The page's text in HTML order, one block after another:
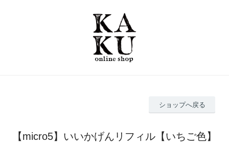
ショップへ戻る
【micro5】いいかげんリフィル【いちご色】